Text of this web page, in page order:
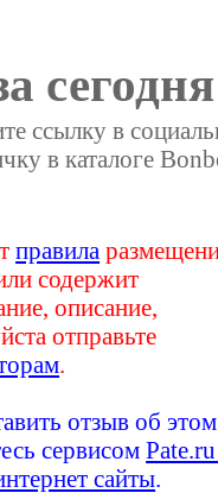
ссылку в
в каталоге
правила
содержит
описание,
отправьте
отзыв об этом
сервисом
сайты